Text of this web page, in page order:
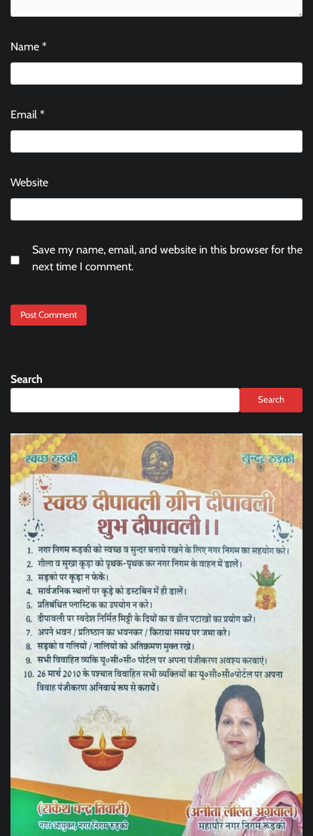
Name *
Email *
Website
Save my name, email, and website in this browser for the
next time I comment.
Search
Search